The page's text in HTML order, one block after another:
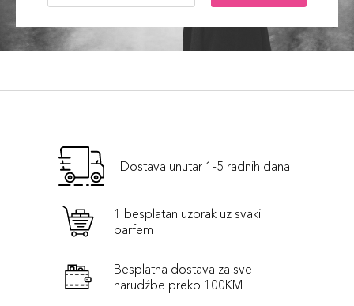
Dostava unutar 1-5 radnih dana
1 besplatan uzorak uz svaki
parfem
Besplatna dostava za sve
narudźbe preko 100KM